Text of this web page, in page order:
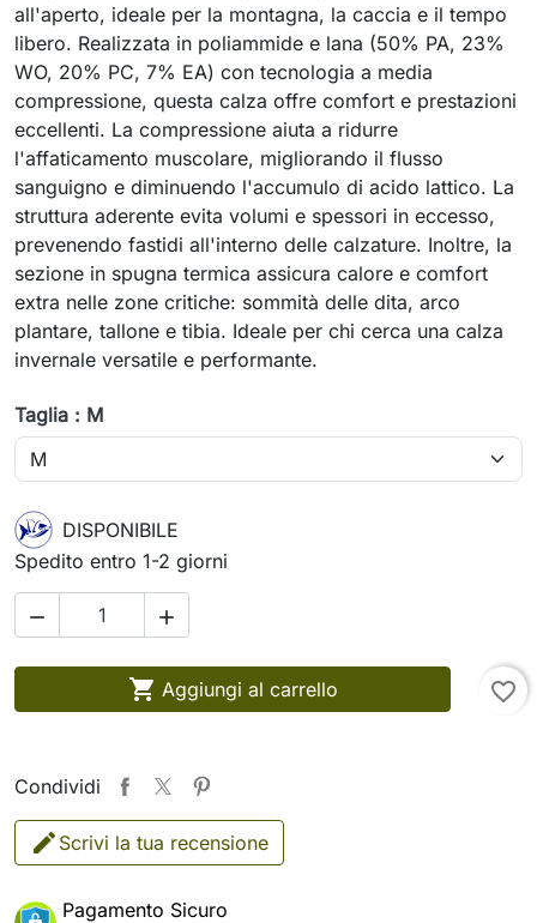
all'aperto, ideale per la montagna, la caccia e il tempo
libero. Realizzata in poliammide e lana (50% PA, 23%
WO, 20% PC, 7% EA) con tecnologia a media
compressione, questa calza offre comfort e prestazioni
eccellenti. La compressione aiuta a ridurre
l'affaticamento muscolare, migliorando il flusso
sanguigno e diminuendo l'accumulo di acido lattico. La
struttura aderente evita volumi e spessori in eccesso,
prevenendo fastidi all'interno delle calzature. Inoltre, la
sezione in spugna termica assicura calore e comfort
extra nelle zone critiche: sommità delle dita, arco
plantare, tallone e tibia. Ideale per chi cerca una calza
invernale versatile e performante.
Taglia : M
DISPONIBILE
Spedito entro 1-2 giorni
 
 Aggiungi al carrello favorite_border
Condividi
Scrivi la tua recensione
Pagamento Sicuro